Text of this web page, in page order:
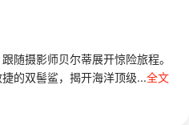
随摄影师贝尔蒂展开惊险旅程。
的双髻鲨，揭开海洋顶级...全文